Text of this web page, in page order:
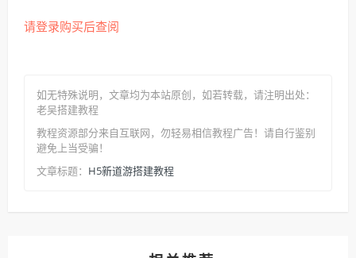
请登录购买后查阅
如无特殊说明，文章均为本站原创 ，如若转载，请注明出处：
老吴搭建教程
教程资源部分来自互联网，勿轻易相信教程广告！请自行鉴别
避免上当受骗！
文章标题： H5新道游搭建教程